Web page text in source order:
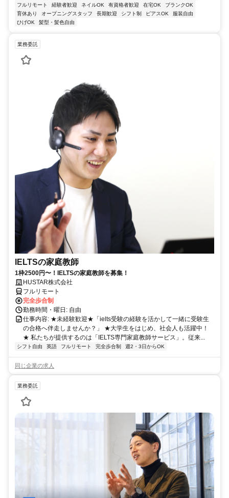
フルリモート
経験者歓迎 ネイルOK 有資格者歓迎 在宅OK
ブランクOK
育休あり
オープニングスタッフ 長期歓迎 シフト制 ピアスOK
服装自由
ひげOK
髪型・髪色自由
業務委託
IELTSの家庭教師
1枠2500円〜！IELTSの家庭教師を募集！
HUSTAR株式会社
フルリモート
完全歩合制
勤務時間・曜日: 自由
仕事内容: ★未経験歓迎★「ielts受験の経験を活かして一緒に受験生
の合格へ伴走しませんか？」 ★大学生をはじめ、社会人も活躍中！
★ 私たちが提供するのは「IELTS専門家庭教師サービス」。従来...
シフト自由 英語 フルリモート 完全歩合制 週2・3日からOK
同じ企業の求人
業務委託